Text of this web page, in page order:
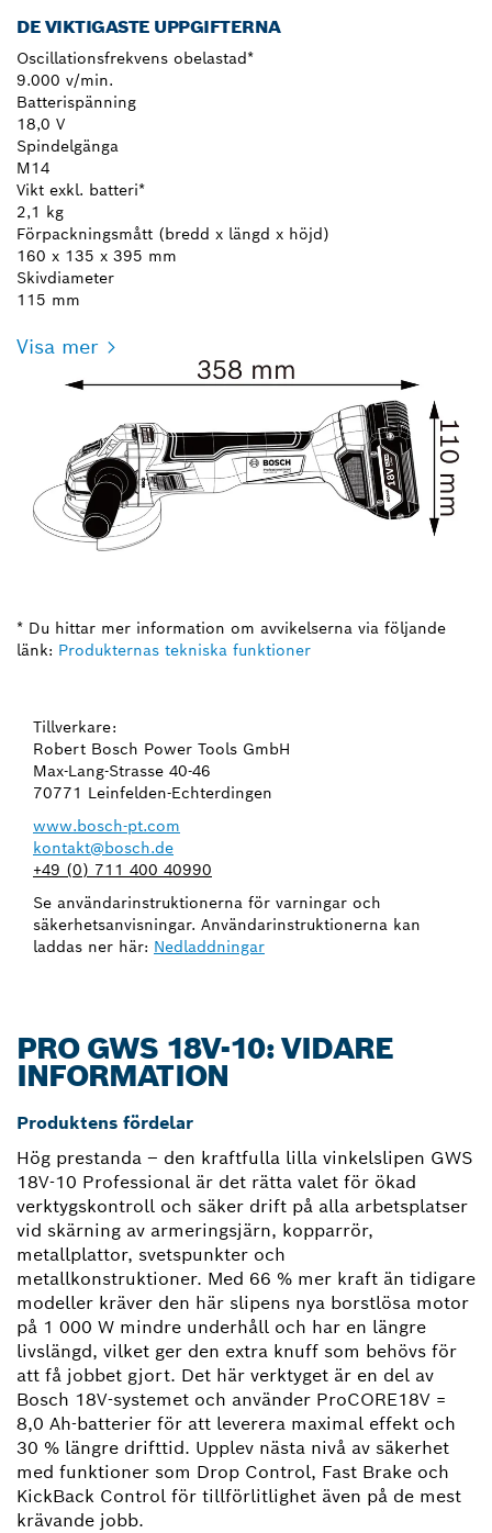
DE VIKTIGASTE UPPGIFTERNA
Oscillationsfrekvens obelastad*
9.000 v/min.
Batterispänning
18,0 V
Spindelgänga
M14
Vikt exkl. batteri*
2,1 kg
Förpackningsmått (bredd x längd x höjd)
160 x 135 x 395 mm
Skivdiameter
115 mm
Visa mer
* Du hittar mer information om avvikelserna via följande
länk: Produkternas tekniska funktioner
Tillverkare:
Robert Bosch Power Tools GmbH
Max-Lang-Strasse 40-46
70771 Leinfelden-Echterdingen
www.bosch-pt.com
kontakt@bosch.de
+49 (0) 711 400 40990
Se användarinstruktionerna för varningar och
säkerhetsanvisningar. Användarinstruktionerna kan
laddas ner här: Nedladdningar
PRO GWS 18V-10: VIDARE
INFORMATION
Produktens fördelar
Hög prestanda – den kraftfulla lilla vinkelslipen GWS
18V-10 Professional är det rätta valet för ökad
verktygskontroll och säker drift på alla arbetsplatser
vid skärning av armeringsjärn, kopparrör,
metallplattor, svetspunkter och
metallkonstruktioner. Med 66 % mer kraft än tidigare
modeller kräver den här slipens nya borstlösa motor
på 1 000 W mindre underhåll och har en längre
livslängd, vilket ger den extra knuff som behövs för
att få jobbet gjort. Det här verktyget är en del av
Bosch 18V-systemet och använder ProCORE18V =
8,0 Ah-batterier för att leverera maximal effekt och
30 % längre drifttid. Upplev nästa nivå av säkerhet
med funktioner som Drop Control, Fast Brake och
KickBack Control för tillförlitlighet även på de mest
krävande jobb.